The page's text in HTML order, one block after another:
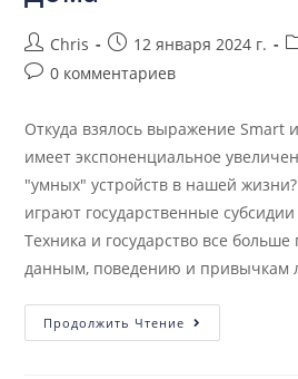
Chris 12 января 2024 г.
0 комментариев
Откуда взялось выражение Smart
имеет экспоненциальное
"умных" устройств в нашей
играют государственные
Техника и государство все
данным, поведению и привычкам
Продолжить Чтение